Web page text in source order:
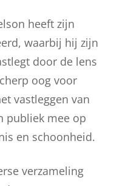
heeft zijn
waarbij hij zijn
door de lens
oog voor
vastleggen van
publiek mee op
en schoonheid.
verzameling